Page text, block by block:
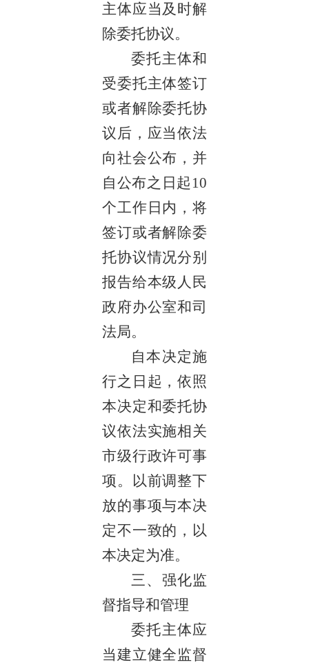
主体应当及时解
除委托协议。
委托主体和
受委托主体签订
或者解除委托协
议后，应当依法
向社会公布，并
自公布之日起10
个工作日内，将
签订或者解除委
托协议情况分别
报告给本级人民
政府办公室和司
法局。
自本决定施
行之日起，依照
本决定和委托协
议依法实施相关
市级行政许可事
项。以前调整下
放的事项与本决
定不一致的，以
本决定为准。
三、强化监
督指导和管理
委托主体应
当建立健全监督